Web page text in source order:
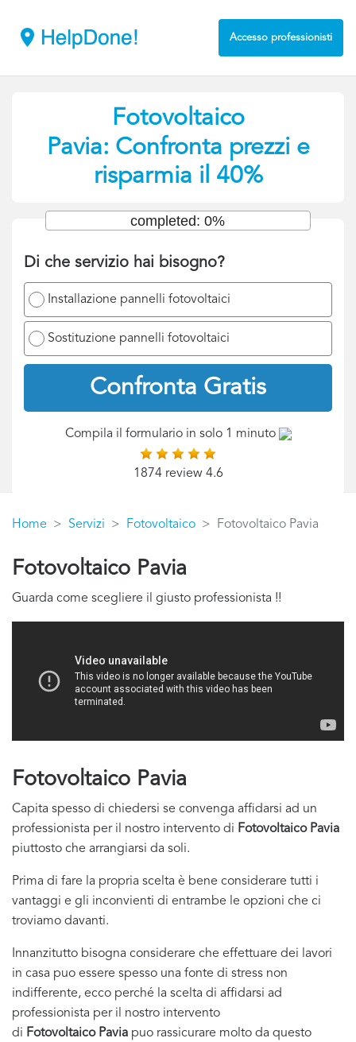
Accesso professionisti
Fotovoltaico
Pavia: Confronta prezzi e
risparmia il 40%
Di che servizio hai bisogno?
Installazione pannelli fotovoltaici
Sostituzione pannelli fotovoltaici
Confronta Gratis
completed: 0%
Compila il formulario in solo 1 minuto
1874 review 4.6
Home Servizi Fotovoltaico Fotovoltaico Pavia
Fotovoltaico Pavia
Guarda come scegliere il giusto professionista !!
Fotovoltaico Pavia
Capita spesso di chiedersi se convenga affidarsi ad un
professionista per il nostro intervento di Fotovoltaico Pavia
piuttosto che arrangiarsi da soli.
Prima di fare la propria scelta è bene considerare tutti i
vantaggi e gli inconvienti di entrambe le opzioni che ci
troviamo davanti.
Innanzitutto bisogna considerare che effettuare dei lavori
in casa puo essere spesso una fonte di stress non
indifferente, ecco perché la scelta di affidarsi ad
professionista per il nostro intervento
di Fotovoltaico Pavia puo rassicurare molto da questo